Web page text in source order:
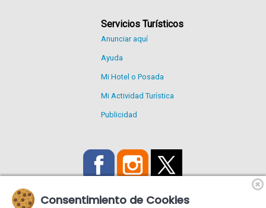
Servicios Turísticos
Anunciar aquí
Ayuda
Mi Hotel o Posada
Mi Actividad Turística
Publicidad
Consentimiento de Cookies